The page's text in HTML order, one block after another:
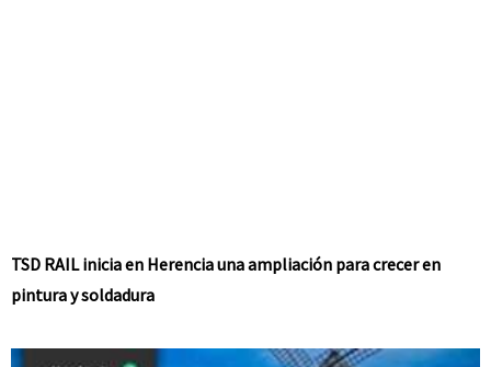
TSD RAIL inicia en Herencia una ampliación para crecer en
pintura y soldadura